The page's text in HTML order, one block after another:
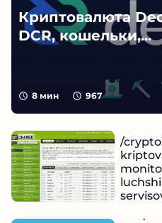
Криптовалюта
DCR, кошельки,...
mayninga-vidy-
8 мин 967
/
12.09.2024